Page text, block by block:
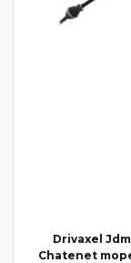
Drivaxel
Chatenet